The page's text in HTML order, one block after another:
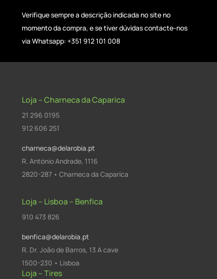
Verifique sempre a descrição indicada no site no
momento da compra, e se tiver dúvidas contacte-nos
via Whatsapp: +351 912 101 008
Loja – Charneca da Caparica
21 296 0195
912 606 251
charneca@delarobia.pt
R. António Andrade, 1116
2820-287 • Charneca da Caparica
Loja – Lisboa – Benfica
910 473 826
benfica@delarobia.pt
R. Dr. João de Barros, 13 A cave
1500-230 • Lisboa
Loja – Tires